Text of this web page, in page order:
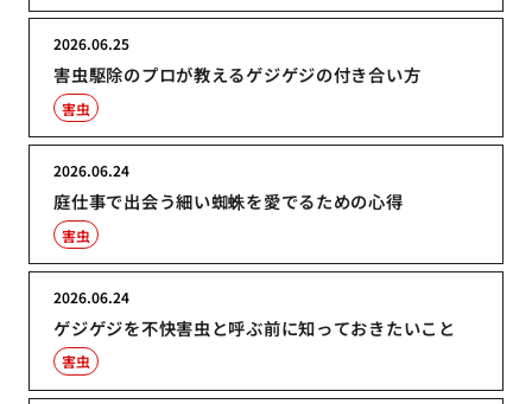
害虫駆除のプロが教えるゲジゲジの付き合い方
2026.06.25
害虫
庭仕事で出会う細い蜘蛛を愛でるための心得
2026.06.24
害虫
ゲジゲジを不快害虫と呼ぶ前に知っておきたいこと
2026.06.24
害虫